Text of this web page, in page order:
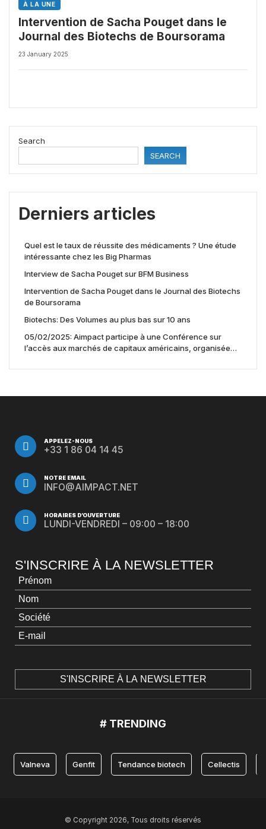
À LA UNE
Intervention de Sacha Pouget dans le
Journal des Biotechs de Boursorama
23 January 2025
Search
SEARCH
Derniers articles
Quel est le taux de réussite des médicaments ? Une étude
intéressante chez les Big Pharmas
Interview de Sacha Pouget sur BFM Business
Intervention de Sacha Pouget dans le Journal des Biotechs
de Boursorama
Biotechs: Des Volumes au plus bas sur 10 ans
05/02/2025: Aimpact participe à une Conférence sur
l’accès aux marchés de capitaux américains, organisée
APPELEZ-NOUS
+33 1 86 04 14 45
NOTRE EMAIL
INFO@AIMPACT.NET
HORAIRES D’OUVERTURE
LUNDI-VENDREDI – 09:00 – 18:00
S'INSCRIRE À LA NEWSLETTER
# TRENDING
Valneva Genfit Tendance biotech Cellectis
© Copyright 2026, Tous droits réservés